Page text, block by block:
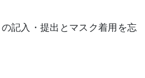
記入・提出とマスク着用を忘